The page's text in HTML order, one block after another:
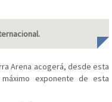
Arena acogerá, desde esta
exponente de esta